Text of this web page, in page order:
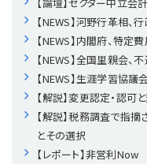
評議員会・社員総会
理事・監事
評議員
登記関連
定期提出書類
会計処理
寄附
税務
労務
労務管理
給与計算
法改正-労務
法務
法務
利益相反取引
個人情報
経営
経営
資産運用
連載
連載
【連載】公益法人制度
無料記事
【NEWS】河野行革相
【NEWS】内閣府、特
【NEWS】全国里親会
【NEWS】生涯学習協
【解説】変更認定・認
【解説】税務調査で指
とその選択
【レポート】非営利